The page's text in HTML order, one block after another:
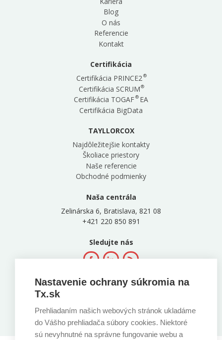
Blog
O nás
Referencie
Kontakt
Certifikácia
Certifikácia PRINCE2®
Certifikácia SCRUM®
Certifikácia TOGAF®EA
Certifikácia BigData
TAYLLORCOX
Najdôležitejšie kontakty
Školiace priestory
Naše referencie
Obchodné podmienky
Naša centrála
Zelinárska 6, Bratislava, 821 08
+421 220 850 891
Sledujte nás
Nastavenie ochrany súkromia na
Tx.sk
Prehliadaním našich webových stránok ukladáme
do Vášho prehliadača súbory cookies. Niektoré
sú nevyhnutné na správne fungovanie webu a